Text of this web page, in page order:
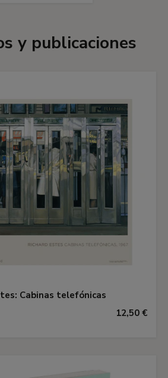
y publicaciones
Cabinas telefónicas
12,50 €